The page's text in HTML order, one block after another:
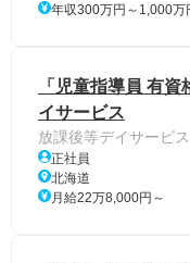
年収300万円～1,000万
「児童指導員 有
イサービス
放課後等デイサービ
正社員
北海道
月給22万8,000円～